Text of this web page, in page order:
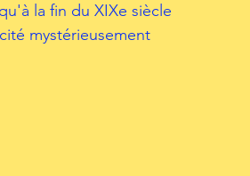
la fin du XIXe siècle
mystérieusement